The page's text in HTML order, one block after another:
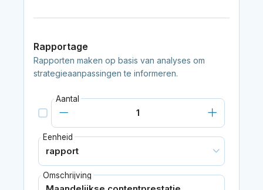
Rapportage
Rapporten maken op basis van analyses om
strategieaanpassingen te informeren.
Aantal
Eenheid
Omschrijving